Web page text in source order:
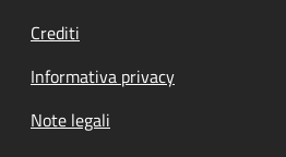
Crediti
Informativa privacy
Note legali